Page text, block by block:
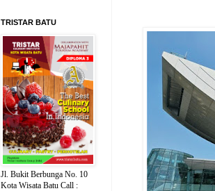
TRISTAR BATU
Jl. Bukit Berbunga No. 10
Kota Wisata Batu Call :